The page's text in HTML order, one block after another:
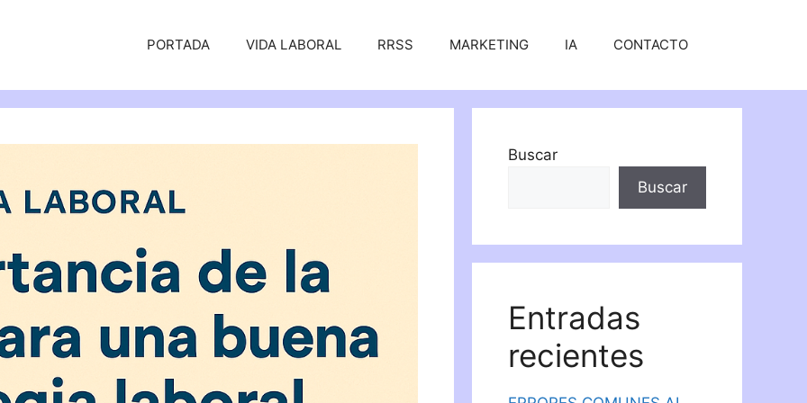
PORTADA VIDA LABORAL RRSS MARKETING IA CONTACTO
Buscar
Buscar
Entradas
recientes